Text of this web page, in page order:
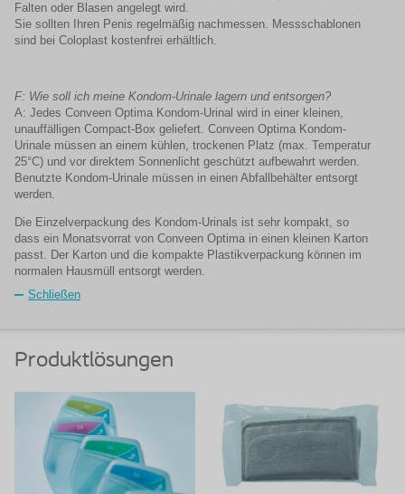
Falten oder Blasen angelegt wird.
Sie sollten Ihren Penis regelmäßig nachmessen. Messschablonen
sind bei Coloplast kostenfrei erhältlich.
F: Wie soll ich meine Kondom-Urinale lagern und entsorgen?
A: Jedes Conveen Optima Kondom-Urinal wird in einer kleinen,
unauffälligen Compact-Box geliefert. Conveen Optima Kondom-
Urinale müssen an einem kühlen, trockenen Platz (max. Temperatur
25°C) und vor direktem Sonnenlicht geschützt aufbewahrt werden.
Benutzte Kondom-Urinale müssen in einen Abfallbehälter entsorgt
werden.
Die Einzelverpackung des Kondom-Urinals ist sehr kompakt, so
dass ein Monatsvorrat von Conveen Optima in einen kleinen Karton
passt. Der Karton und die kompakte Plastikverpackung können im
normalen Hausmüll entsorgt werden.
Schließen
Produktlösungen